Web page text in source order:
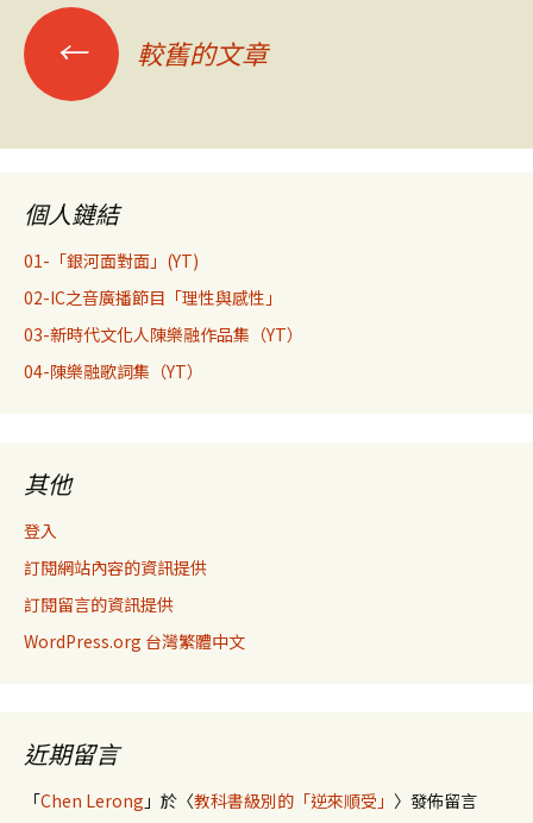
文
章
導
覽
← 較舊的文章
個人鏈結
01-「銀河面對面」(YT)
02-IC之音廣播節目「理性與感性」
03-新時代文化人陳樂融作品集（YT）
04-陳樂融歌詞集（YT）
其他
登入
訂閱網站內容的資訊提供
訂閱留言的資訊提供
WordPress.org 台灣繁體中文
近期留言
「Chen Lerong 」於〈教科書級別的「逆來順受」 〉發佈留言